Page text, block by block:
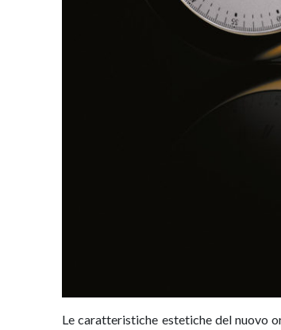
Le caratteristiche estetiche del nuovo